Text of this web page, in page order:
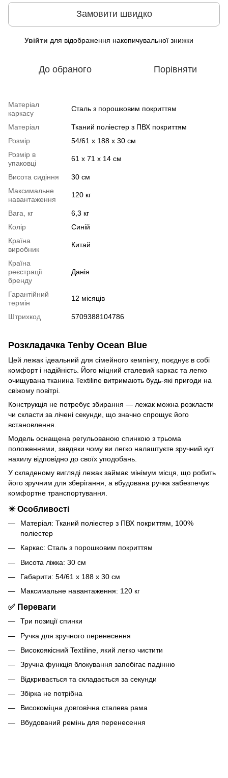
Замовити швидко
Увійти для відображення накопичувальної знижки
До обраного Порівняти
Матеріал
каркасу
Сталь з порошковим покриттям
Матеріал
Тканий поліестер з ПВХ покриттям
Розмір
54/61 x 188 x 30 см
Розмір в
упаковці
61 х 71 х 14 см
Висота сидіння
30 см
Максимальне
навантаження
120 кг
Вага, кг
6,3 кг
Колір
Синій
Країна
виробник
Китай
Країна
реєстрації
бренду
Данія
Гарантійний
термін
12 місяців
Штрихкод 5709388104786
Розкладачка Tenby Ocean Blue
Цей лежак ідеальний для сімейного кемпінгу, поєднує в собі
комфорт і надійність. Його міцний сталевий каркас та легко
очищувана тканина Textiline витримають будь-які пригоди на
свіжому повітрі.
Конструкція не потребує збирання — лежак можна розкласти
чи скласти за лічені секунди, що значно спрощує його
встановлення.
Модель оснащена регульованою спинкою з трьома
положеннями, завдяки чому ви легко налаштуєте зручний кут
нахилу відповідно до своїх уподобань.
У складеному вигляді лежак займає мінімум місця, що робить
його зручним для зберігання, а вбудована ручка забезпечує
комфортне транспортування.
✴️ Особливості
Матеріал: Тканий поліестер з ПВХ покриттям, 100%
поліестер
Каркас: Сталь з порошковим покриттям
Висота ліжка: 30 см
Габарити: 54/61 x 188 x 30 см
Максимальне навантаження: 120 кг
✅ Переваги
Три позиції спинки
Ручка для зручного перенесення
Високоякісний Textiline, який легко чистити
Зручна функція блокування запобігає падінню
Відкривається та складається за секунди
Збірка не потрібна
Високоміцна довговічна сталева рама
Вбудований ремінь для перенесення